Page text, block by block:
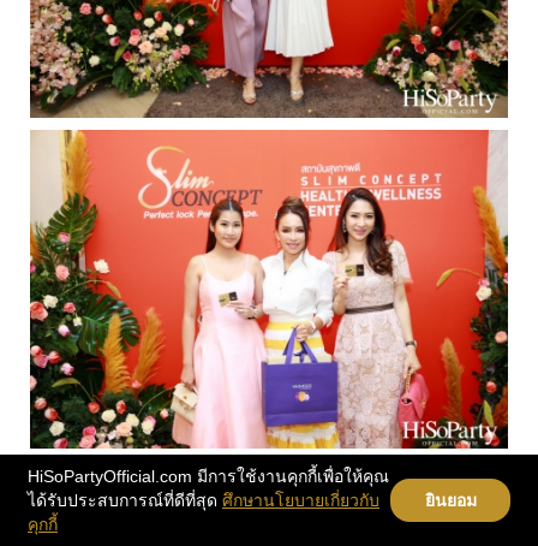
HiSoPartyOfficial.com มีการใช้งานคุกกี้เพื่อให้คุณ
ได้รับประสบการณ์ที่ดีที่สุด ศึกษานโยบายเกี่ยวกับ
คุกกี้
ยินยอม